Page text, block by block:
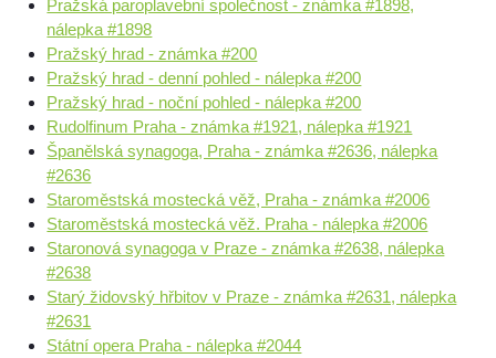
Pražská paroplavební společnost - známka #1898,
nálepka #1898
Pražský hrad - známka #200
Pražský hrad - denní pohled - nálepka #200
Pražský hrad - noční pohled - nálepka #200
Rudolfinum Praha - známka #1921, nálepka #1921
Španělská synagoga, Praha - známka #2636, nálepka
#2636
Staroměstská mostecká věž, Praha - známka #2006
Staroměstská mostecká věž. Praha - nálepka #2006
Staronová synagoga v Praze - známka #2638, nálepka
#2638
Starý židovský hřbitov v Praze - známka #2631, nálepka
#2631
Státní opera Praha - nálepka #2044